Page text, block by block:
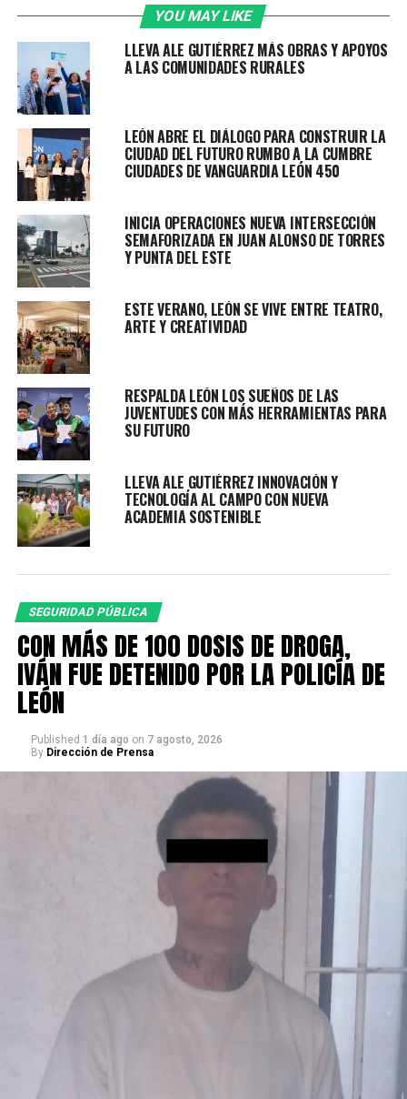
Conforme a los protocolos de actuación, se les realizó
una inspección, localizando:
• 70 dosis de cristal
• 44 bolsas con marihuana
• 37 envoltorios de piedra base
• 37 dosis de cocaína
• Dos teléfonos celulares
Por estos hechos fueron detenidos Ulises “N” y José “N”.
Las sustancias aseguradas y los detenidos quedaron a
disposición de la Fiscalía General del Estado, autoridad
encargada de determinar su situación jurídica.
La Secretaría de Seguridad, Prevención y Protección
Ciudadana continúa retirando sustancias ilícitas de las
calles. Tan solo en el primer mes del año se aseguraron
más de 16 mil dosis de droga, resultado del trabajo
operativo y la coordinación para prevenir la distribución
de estas sustancias.
La SSPPC mantiene firme su compromiso de combatir la
delincuencia y fortalecer la tranquilidad en las colonias
y comunidades del municipio.
RELATED TOPICS:
ATIENDEN AUTORIDADES MUNICIPALES INCENDIOS EN ZONA
RURAL
DON'T MISS
PAREJA DE PRESUNTOS DISTRIBUIDORES DE DROGA ES
DETENIDA POR LA POLICÍA DE LEÓN CON MÁS DE 100
DOSIS
YOU MAY LIKE
LLEVA ALE GUTIÉRREZ MÁS OBRAS Y APOYOS
A LAS COMUNIDADES RURALES
LEÓN ABRE EL DIÁLOGO PARA CONSTRUIR LA
CIUDAD DEL FUTURO RUMBO A LA CUMBRE
CIUDADES DE VANGUARDIA LEÓN 450
INICIA OPERACIONES NUEVA INTERSECCIÓN
SEMAFORIZADA EN JUAN ALONSO DE TORRES
Y PUNTA DEL ESTE
ESTE VERANO, LEÓN SE VIVE ENTRE TEATRO,
ARTE Y CREATIVIDAD
RESPALDA LEÓN LOS SUEÑOS DE LAS
JUVENTUDES CON MÁS HERRAMIENTAS PARA
SU FUTURO
LLEVA ALE GUTIÉRREZ INNOVACIÓN Y
TECNOLOGÍA AL CAMPO CON NUEVA
ACADEMIA SOSTENIBLE
SEGURIDAD PÚBLICA
CON MÁS DE 100 DOSIS DE DROGA,
IVÁN FUE DETENIDO POR LA POLICÍA DE
LEÓN
Published 1 día ago on 7 agosto, 2026
By Dirección de Prensa